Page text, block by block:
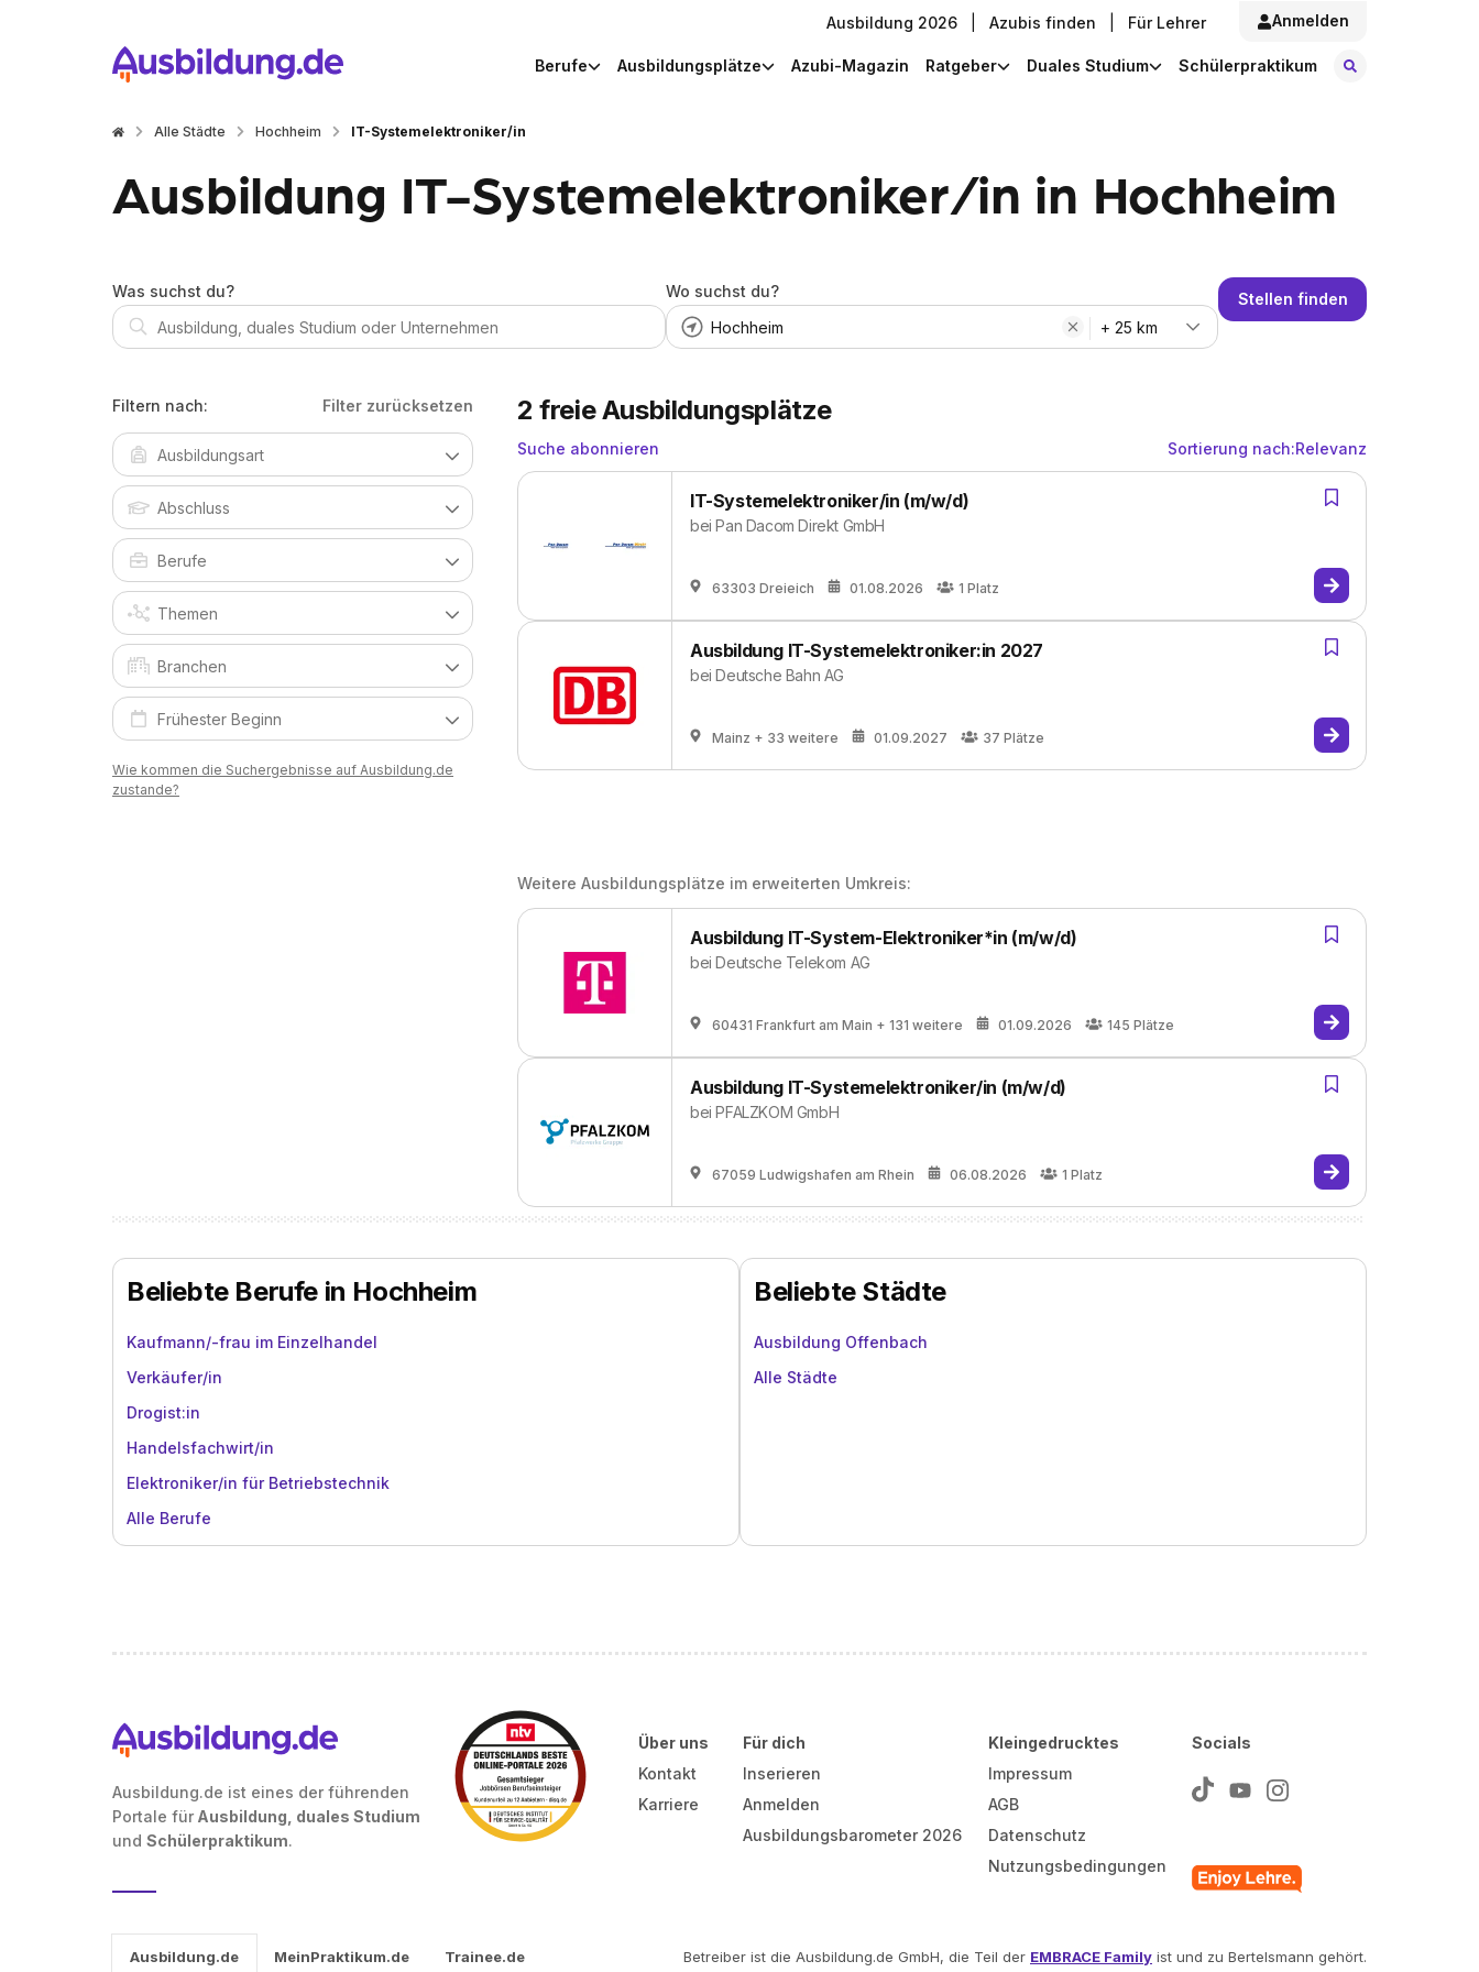
Ausbildung 2026 Azubis finden Für Lehrer Anmelden
Berufe Ausbildungsplätze Azubi-Magazin Ratgeber Duales Studium Schülerpraktikum
Alle Städte Hochheim IT-Systemelektroniker/in
Ausbildung IT-Systemelektroniker/in in Hochheim
Was suchst du?
Wo suchst du?
+ 25 km
Stellen finden
Filtern nach: Filter zurücksetzen
Wie kommen die Suchergebnisse auf Ausbildung.de
zustande?
2 freie Ausbildungsplätze
Suche abonnieren Sortierung nach:Relevanz
IT-Systemelektroniker/in (m/w/d)
beiPan Dacom Direkt GmbH
63303 Dreieich 01.08.2026 1 Platz
Ausbildung IT-Systemelektroniker:in 2027
beiDeutsche Bahn AG
Mainz + 33 weitere 01.09.2027 37 Plätze
Weitere Ausbildungsplätze im erweiterten Umkreis:
Ausbildung IT-System-Elektroniker*in (m/w/d)
beiDeutsche Telekom AG
60431 Frankfurt am Main + 131 weitere 01.09.2026 145 Plätze
Ausbildung IT-Systemelektroniker/in (m/w/d)
beiPFALZKOM GmbH
67059 Ludwigshafen am Rhein 06.08.2026 1 Platz
Beliebte Berufe in Hochheim
Kaufmann/-frau im Einzelhandel
Verkäufer/in
Drogist:in
Handelsfachwirt/in
Elektroniker/in für Betriebstechnik
Alle Berufe
Beliebte Städte
Ausbildung Offenbach
Alle Städte
Ausbildung.de ist eines der führenden
Portale für Ausbildung, duales Studium
und Schülerpraktikum.
Über uns
Kontakt
Karriere
Für dich
Inserieren
Anmelden
Ausbildungsbarometer 2026
Kleingedrucktes
Impressum
AGB
Datenschutz
Nutzungsbedingungen
Socials
Ausbildung.de MeinPraktikum.de Trainee.de Betreiber ist die Ausbildung.de GmbH, die Teil der EMBRACE Family ist und zu Bertelsmann gehört.